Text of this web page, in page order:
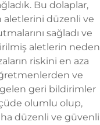
Bu dolaplar,
aletlerini düzenli ve
sağladı ve
aletlerin neden
riskini en aza
ve
geri bildirimler
olumlu olup,
düzenli ve güvenli